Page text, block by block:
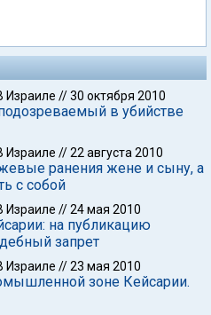
Израиле //30 октября 2010
в убийстве
Израиле //22 августа 2010
ранения жене и сыну, а
с собой
Израиле //24 мая 2010
на публикацию
запрет
Израиле //23 мая 2010
зоне Кейсарии.